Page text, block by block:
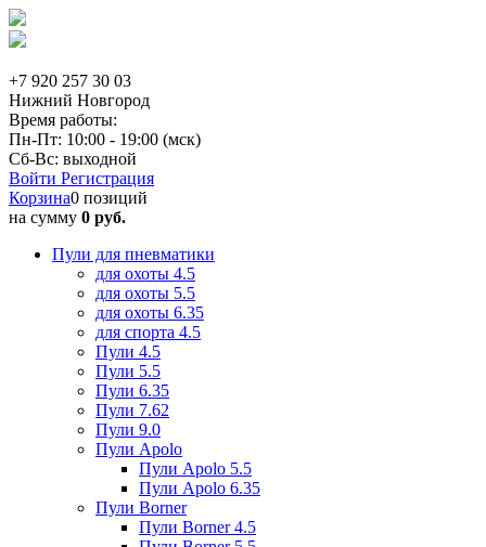
+7 920 257 30 03
Нижний Новгород
Время работы:
Пн-Пт: 10:00 - 19:00 (мск)
Сб-Вс: выходной
Войти Регистрация
Корзина0 позиций
на сумму 0 руб.
Пули для пневматики
для охоты 4.5
для охоты 5.5
для охоты 6.35
для спорта 4.5
Пули 4.5
Пули 5.5
Пули 6.35
Пули 7.62
Пули 9.0
Пули Apolo
Пули Apolo 5.5
Пули Apolo 6.35
Пули Borner
Пули Borner 4.5